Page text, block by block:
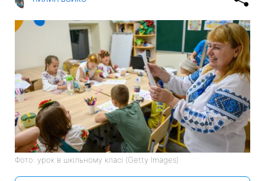
Фото: урок в шкільному класі (Getty Images)